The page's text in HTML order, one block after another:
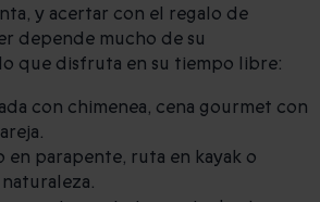
y acertar con el regalo de
depende mucho de su
que disfruta en su tiempo libre:
con chimenea, cena gourmet con
en parapente, ruta en kayak o